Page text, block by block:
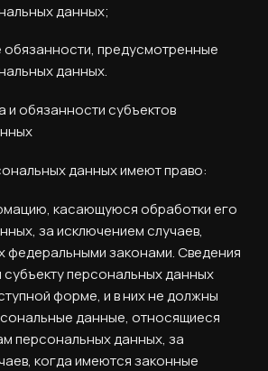
данных;
обязанности, предусмотренные
данных.
и обязанности субъектов
данных имеют право:
касающуюся обработки его
за исключением случаев,
федеральными законами. Сведения
персональных данных
форме, и в них не должны
данные, относящиеся
персональных данных, за
когда имеются законные